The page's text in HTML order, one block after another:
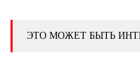
ЭТО МОЖЕТ БЫТЬ